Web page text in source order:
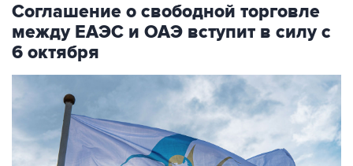
Соглашение о свободной торговле
между ЕАЭС и ОАЭ вступит в силу с
6 октября